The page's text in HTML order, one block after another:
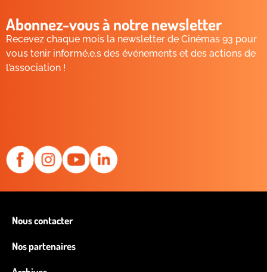
Abonnez-vous à notre newsletter
Recevez chaque mois la newsletter de Cinémas 93 pour
vous tenir informé.e.s des événements et des actions de
l’association !
Nous contacter
Nos partenaires